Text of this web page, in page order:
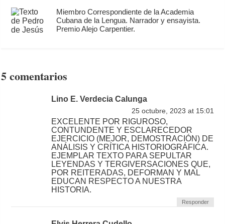
Miembro Correspondiente de la Academia
Cubana de la Lengua. Narrador y ensayista.
Premio Alejo Carpentier.
5 comentarios
Lino E. Verdecia Calunga
25 octubre, 2023 at 15:01
EXCELENTE POR RIGUROSO,
CONTUNDENTE Y ESCLARECEDOR
EJERCICIO (MEJOR, DEMOSTRACIÓN) DE
ANÁLISIS Y CRÍTICA HISTORIOGRÁFICA.
EJEMPLAR TEXTO PARA SEPULTAR
LEYENDAS Y TERGIVERSACIONES QUE,
POR REITERADAS, DEFORMAN Y MAL
EDUCAN RESPECTO A NUESTRA
HISTORIA.
Responder